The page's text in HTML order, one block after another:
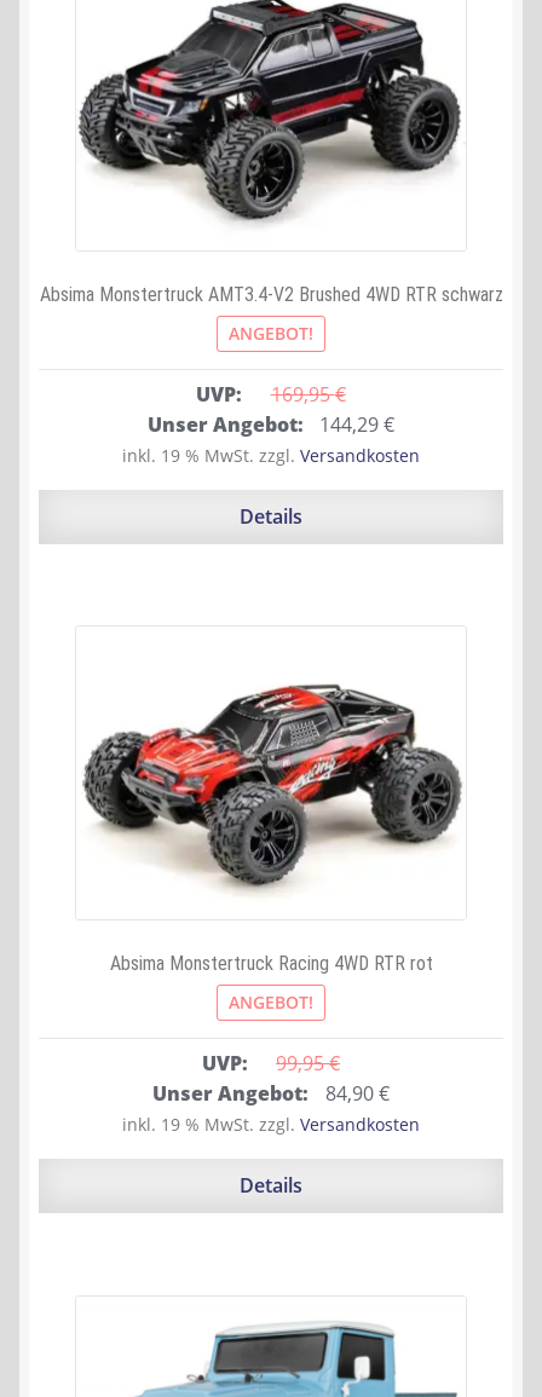
Absima Monstertruck AMT3.4-V2 Brushed 4WD RTR schwarz
ANGEBOT!
UVP: 169,95 €
Ursprünglicher
Preis
war:
Unser Angebot: 144,29€Aktueller
Preis
ist:
inkl. 19 % MwSt. zzgl. Versandkosten
Details
Absima Monstertruck Racing 4WD RTR rot
ANGEBOT!
UVP: 99,95 €
Ursprünglicher
Preis
war:
Unser Angebot: 84,90€Aktueller
Preis
ist:
inkl. 19 % MwSt. zzgl. Versandkosten
Details